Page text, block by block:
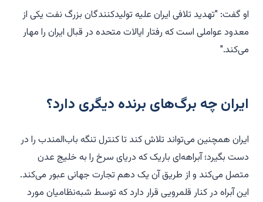
او گفت: "تهدید تلافی ایران علیه تولیدکنندگان بزرگ نفت یکی از
معدود عواملی است که رفتار ایالات متحده در قبال ایران را مهار
می‌کند."
ایران چه برگ‌های برنده دیگری دارد؟
ایران همچنین می‌تواند تلاش کند تا کنترل تنگه باب‌المندب را در
دست بگیرد؛ آبراهه‌ای باریک که دریای سرخ را به خلیج عدن
متصل می‌کند و از طریق آن یک دهم تجارت جهانی عبور می‌کند.
این آبراه در کنار قلمرویی قرار دارد که توسط شبه‌نظامیان مورد